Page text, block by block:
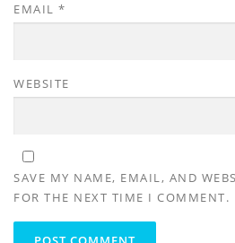
EMAIL *
WEBSITE
SAVE MY NAME, EMAIL, AND
FOR THE NEXT TIME I COMMENT.